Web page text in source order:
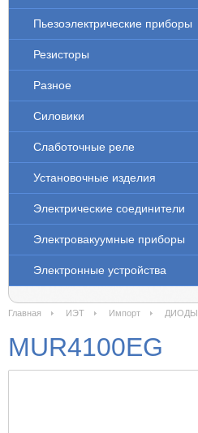
Пьезоэлектрические приборы
Резисторы
Разное
Силовики
Слаботочные реле
Установочные изделия
Электрические соединители
Электровакуумные приборы
Электронные устройства
Главная ИЭТ Импорт ДИОДЫ
MUR4100EG